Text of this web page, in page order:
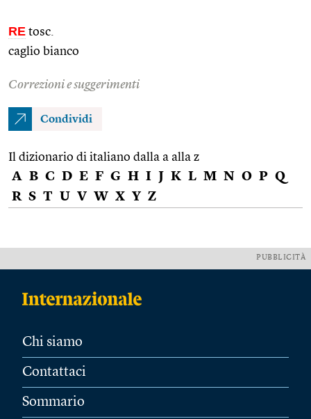
RE tosc.
caglio bianco
Correzioni e suggerimenti
Condividi
Il dizionario di italiano dalla a alla z
A B C D E F G H I J K L M N O P Q
R S T U V W X Y Z
PUBBLICITÀ
Chi siamo
Contattaci
Sommario